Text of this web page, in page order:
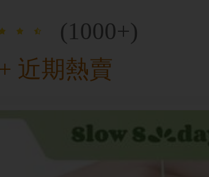
製成，適合女性
節理想選擇
(1000+)
300+ 近期熱賣